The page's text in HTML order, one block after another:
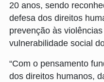
20 anos, sendo
defesa dos direitos
prevenção às
vulnerabilidade social
“Com o pensamento
dos direitos humanos,